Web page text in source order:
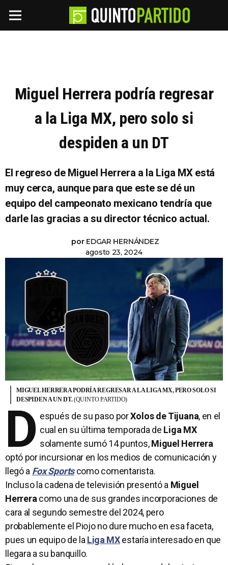
Miguel Herrera podría regresar
a la Liga MX, pero solo si
despiden a un DT
El regreso de Miguel Herrera a la Liga MX está
muy cerca, aunque para que este se dé un
equipo del campeonato mexicano tendría que
darle las gracias a su director técnico actual.
por EDGAR HERNÁNDEZ
agosto 23, 2024
MIGUEL HERRERA PODRÍA REGRESAR A LA LIGA MX, PERO SOLO SI
DESPIDEN A UN DT.(QUINTO PARTIDO)
D espués de su paso porXolos de Tijuana, en el
cual en su última temporada de Liga MX
solamente sumó 14 puntos,Miguel Herrera
optó por incursionar en los medios de comunicación y
llegó a Fox Sportscomo comentarista.
Incluso la cadena de televisión presentó a Miguel
Herreracomo una de sus grandes incorporaciones de
cara al segundo semestre del 2024, pero
probablemente el Piojo no dure mucho en esa faceta,
pues un equipo de laLiga MXestaría interesado en que
llegara a su banquillo.